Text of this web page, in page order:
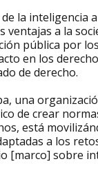
la inteligencia
ventajas a la
pública por
en los
de derecho.
una
de crear
está
a los
[marco] sobre